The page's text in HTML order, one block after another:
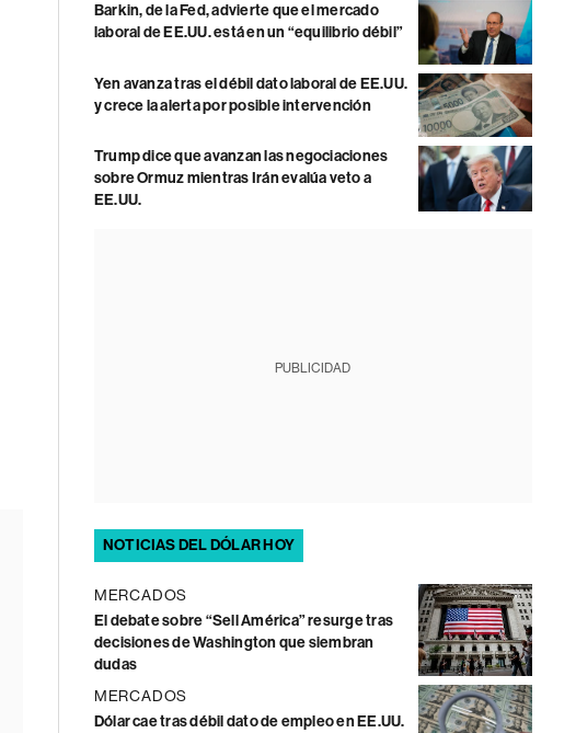
Barkin, de la Fed, advierte que el mercado
laboral de EE.UU. está en un “equilibrio débil”
Yen avanza tras el débil dato laboral de EE.UU.
y crece la alerta por posible intervención
Trump dice que avanzan las negociaciones
sobre Ormuz mientras Irán evalúa veto a
EE.UU.
PUBLICIDAD
NOTICIAS DEL DÓLAR HOY
MERCADOS
El debate sobre “Sell América” resurge tras
decisiones de Washington que siembran
dudas
MERCADOS
Dólar cae tras débil dato de empleo en EE.UU.